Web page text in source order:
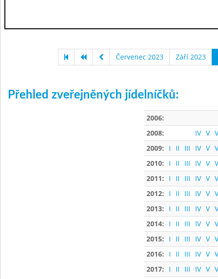
Červenec 2023 Září 2023
Přehled zveřejněných jídelníčků:
2006:
2008:
IV V
2009:
I II III IV V
2010:
I II III IV V
2011:
I II III IV V
2012:
I II III IV V
2013:
I II III IV V
2014:
I II III IV V
2015:
I II III IV V
2016:
I II III IV V
2017:
I II III IV V